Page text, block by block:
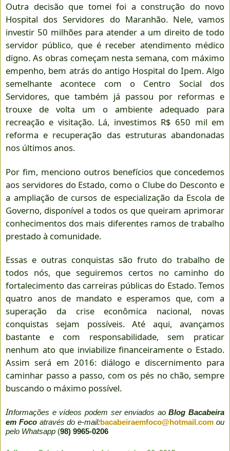
Outra decisão que tomei foi a construção do novo
Hospital dos Servidores do Maranhão. Nele, vamos
investir 50 milhões para atender a um direito de todo
servidor público, que é receber atendimento médico
digno. As obras começam nesta semana, com máximo
empenho, bem atrás do antigo Hospital do Ipem. Algo
semelhante acontece com o Centro Social dos
Servidores, que também já passou por reformas e
trouxe de volta um o ambiente adequado para
recreação e visitação. Lá, investimos R$ 650 mil em
reforma e recuperação das estruturas abandonadas
nos últimos anos.
Por fim, menciono outros benefícios que concedemos
aos servidores do Estado, como o Clube do Desconto e
a ampliação de cursos de especialização da Escola de
Governo, disponível a todos os que queiram aprimorar
conhecimentos dos mais diferentes ramos de trabalho
prestado à comunidade.
Essas e outras conquistas são fruto do trabalho de
todos nós, que seguiremos certos no caminho do
fortalecimento das carreiras públicas do Estado. Temos
quatro anos de mandato e esperamos que, com a
superação da crise econômica nacional, novas
conquistas sejam possíveis. Até aqui, avançamos
bastante e com responsabilidade, sem praticar
nenhum ato que inviabilize financeiramente o Estado.
Assim será em 2016: diálogo e discernimento para
caminhar passo a passo, com os pés no chão, sempre
buscando o máximo possível.
Informações e vídeos podem ser enviados aoBlog Bacabeira
em Focoatravés do e-mail:bacabeiraemfoco@hotmail.com ou
pelo Whatsapp (98) 9965-0206